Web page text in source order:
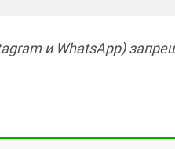
и WhatsApp)